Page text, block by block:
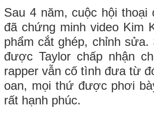
Sau 4 năm, cuộc hội
đã chứng minh video Kim
phẩm cắt ghép, chỉnh
được Taylor chấp nhận
rapper vẫn cố tình đưa từ
oan, mọi thứ được phơi
rất hạnh phúc.